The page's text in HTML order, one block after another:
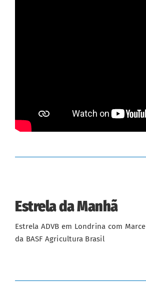
Estrela da Manhã
Estrela ADVB em Londrina com
da BASF Agricultura Brasil